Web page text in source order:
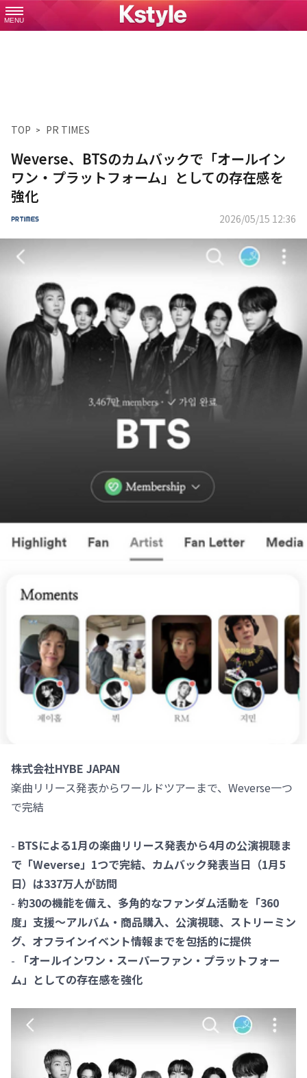
MENU
TOP PR TIMES
Weverse、BTSのカムバックで「オールイン
ワン・プラットフォーム」としての存在感を
強化
2026/05/15 12:36
株式会社HYBE JAPAN
楽曲リリース発表からワールドツアーまで、Weverse一つ
で完結
- BTSによる1月の楽曲リリース発表から4月の公演視聴ま
で「Weverse」1つで完結、カムバック発表当日（1月5
日）は337万人が訪問
- 約30の機能を備え、多角的なファンダム活動を「360
度」支援～アルバム・商品購入、公演視聴、ストリーミン
グ、オフラインイベント情報までを包括的に提供
-
「オールインワン・スーパーファン・プラットフォー
ム」としての存在感を強化